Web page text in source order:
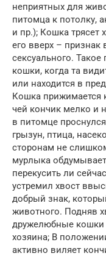
неприятных для
питомца к потолку,
и пр.); Кошка трясет
его вверх – признак
сексуального.
кошки, когда та
или находится в
Кошка прижимается
чей кончик мелко и
в питомце
грызун, птица,
сторонам не
мурлыка
перекусить ли
устремил хвост
добрый знак,
животного. Подняв
дружелюбные кошки
хозяина; В
активно виляет